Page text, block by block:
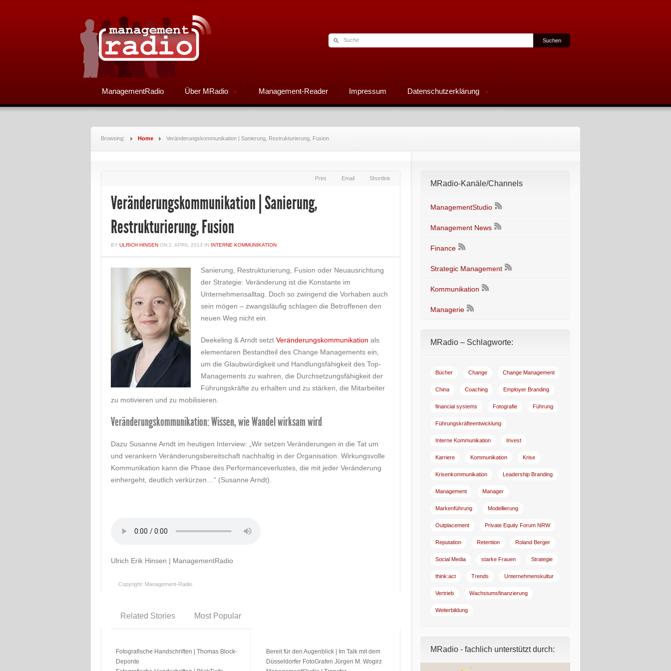
ManagementRadio Über MRadio Management-Reader Impressum Datenschutzerklärung
Browsing: Home Veränderungskommunikation | Sanierung, Restrukturierung, Fusion
Print Email Shortlink
Veränderungskommunikation | Sanierung,
Restrukturierung, Fusion
BY ULRICH HINSEN ON 2. APRIL 2013 IN INTERNE KOMMUNIKATION
Sanierung, Restrukturierung, Fusion oder Neuausrichtung
der Strategie: Veränderung ist die Konstante im
Unternehmensalltag. Doch so zwingend die Vorhaben auch
sein mögen – zwangsläufig schlagen die Betroffenen den
neuen Weg nicht ein.
Deekeling & Arndt setzt Veränderungskommunikation als
elementaren Bestandteil des Change Managements ein,
um die Glaubwürdigkeit und Handlungsfähigkeit des Top-
Managements zu wahren, die Durchsetzungsfähigkeit der
Führungskräfte zu erhalten und zu stärken, die Mitarbeiter
zu motivieren und zu mobilisieren.
Veränderungskommunikation: Wissen, wie Wandel wirksam wird
Dazu Susanne Arndt im heutigen Interview: „Wir setzen Veränderungen in die Tat um
und verankern Veränderungsbereitschaft nachhaltig in der Organisation. Wirkungsvolle
Kommunikation kann die Phase des Performanceverlustes, die mit jeder Veränderung
einhergeht, deutlich verkürzen…“ (Susanne Arndt).
Ulrich Erik Hinsen | ManagementRadio
Copyright: Management-Radio
Related Stories Most Popular
Fotografische Handschriften | Thomas Block-
Deponte
Bereit für den Augenblick | Im Talk mit dem
Düsseldorfer FotoGrafen Jürgen M. Wogirz
MRadio-Kanäle/Channels
ManagementStudio
Management News
Finance
Strategic Management
Kommunikation
Managerie
MRadio – Schlagworte:
Bücher Change Change Management
China Coaching Employer Branding
financial systems Fotografie Führung
Führungskräfteentwicklung
Interne Kommunikation Invest
Karriere Kommunikation Krise
Krisenkommunikation Leadership Branding
Management Manager
Markenführung Modellierung
Outplacement Private Equity Forum NRW
Reputation Retention Roland Berger
Social Media starke Frauen Strategie
think:act Trends Unternehmenskultur
Vertrieb Wachstumsfinanzierung
Weiterbildung
MRadio - fachlich unterstützt durch: